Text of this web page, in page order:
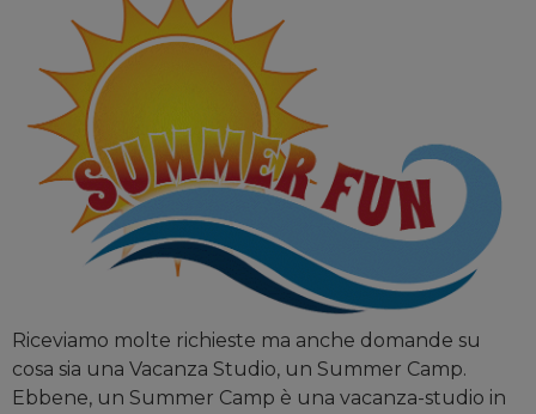
Riceviamo molte richieste ma anche domande su
cosa sia una Vacanza Studio, un Summer Camp.
Ebbene, un Summer Camp è una vacanza-studio in